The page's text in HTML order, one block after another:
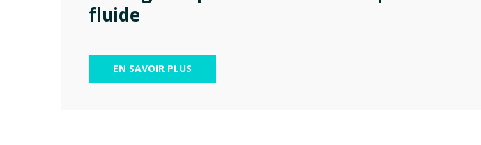
fluide
EN SAVOIR PLUS